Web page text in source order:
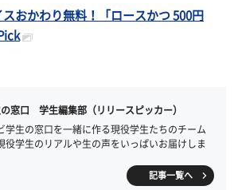
おかわり無料！「ロースかつ 500円
窓口 学生編集部（リリースピッカー）
学生の窓口を一緒に作る現役学生たちのチーム
役学生のリアルや生の声をいっぱいお届けしま
記事一覧へ